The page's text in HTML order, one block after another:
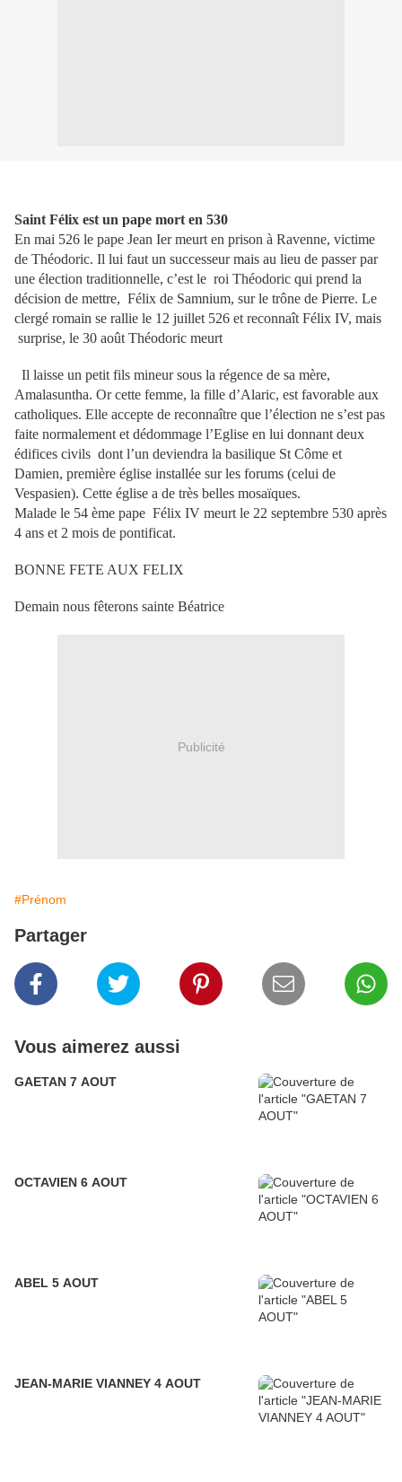
Saint Félix est un pape mort en 530
En mai 526 le pape Jean Ier meurt en prison à Ravenne, victime
de Théodoric. Il lui faut un successeur mais au lieu de passer par
une élection traditionnelle, c’est le roi Théodoric qui prend la
décision de mettre, Félix de Samnium, sur le trône de Pierre. Le
clergé romain se rallie le 12 juillet 526 et reconnaît Félix IV, mais
surprise, le 30 août Théodoric meurt
Il laisse un petit fils mineur sous la régence de sa mère,
Amalasuntha. Or cette femme, la fille d’Alaric, est favorable aux
catholiques. Elle accepte de reconnaître que l’élection ne s’est pas
faite normalement et dédommage l’Eglise en lui donnant deux
édifices civils dont l’un deviendra la basilique St Côme et
Damien, première église installée sur les forums (celui de
Vespasien). Cette église a de très belles mosaïques.
Malade le 54 ème pape Félix IV meurt le 22 septembre 530 après
4 ans et 2 mois de pontificat.
BONNE FETE AUX FELIX
Demain nous fêterons sainte Béatrice
Publicité
#Prénom
Partager
Vous aimerez aussi
GAETAN 7 AOUT
OCTAVIEN 6 AOUT
ABEL 5 AOUT
JEAN-MARIE VIANNEY 4 AOUT